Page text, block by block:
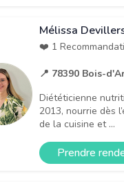
Mélissa
❤️ 1
📍 78390 Bois-
Diététicienne
2013, nourrie dès
de la cuisine et ...
Prendre